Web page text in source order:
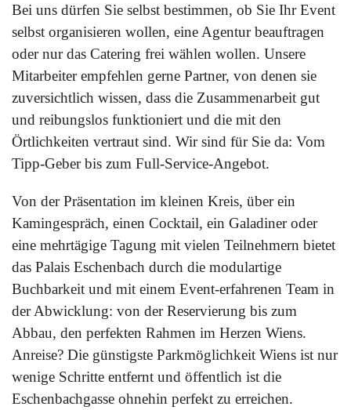
Bei uns dürfen Sie selbst bestimmen, ob Sie Ihr Event
selbst organisieren wollen, eine Agentur beauftragen
oder nur das Catering frei wählen wollen. Unsere
Mitarbeiter empfehlen gerne Partner, von denen sie
zuversichtlich wissen, dass die Zusammenarbeit gut
und reibungslos funktioniert und die mit den
Örtlichkeiten vertraut sind. Wir sind für Sie da: Vom
Tipp-Geber bis zum Full-Service-Angebot.
Von der Präsentation im kleinen Kreis, über ein
Kamingespräch, einen Cocktail, ein Galadiner oder
eine mehrtägige Tagung mit vielen Teilnehmern bietet
das Palais Eschenbach durch die modulartige
Buchbarkeit und mit einem Event-erfahrenen Team in
der Abwicklung: von der Reservierung bis zum
Abbau, den perfekten Rahmen im Herzen Wiens.
Anreise? Die günstigste Parkmöglichkeit Wiens ist nur
wenige Schritte entfernt und öffentlich ist die
Eschenbachgasse ohnehin perfekt zu erreichen.